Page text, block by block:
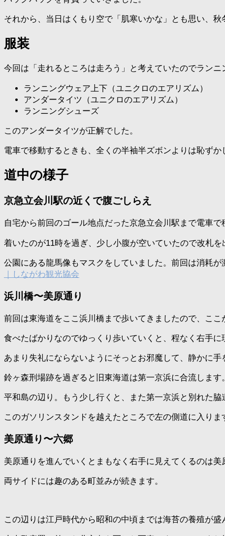
それから、当日はくもり空で「肌寒いかな」とも思い、
服装
今回は「走れるところは走ろう」と考えていたのでランニ
ランニングウェア上下（ユニクロのエアリズム）
アンダータイツ（ユニクロのエアリズム）
ランニングシューズ
このアンダータイツが正解でした。
電車で移動するときも、全くの半袖半ズボンよりは恥ず
道中の様子
京急立会川駅の近くで腹ごしらえ
自宅から前回のゴール地点だった京急立会川駅まで電車で
着いたのが11時を過ぎ、少し小腹が空いていたので改札
公園にある龍馬像もマスクをしていました。前回は消耗
｜しながわ観光協会
浜川橋〜美原通り
前回は東海道をここ浜川橋まで歩いてきましたので、こ
食べたばかりなのでゆっくり歩いていくと、程なく右手に
あまり失礼にならないようにそっとお邪魔して、静かに手
鈴ヶ森刑場跡を過ぎると旧東海道は第一京浜に合流しま
平和島の辺り。もう少し行くと、また第一京浜と別れた脇
このガソリンスタンドを越えたところで左の側道に入り
美原通り〜六郷
美原通りを進んでいくとまもなく右手に見えてくるのは美
両サイドには趣のある町並みが続きます。
この辺りは江戸時代から昭和の中頃までは海苔の養殖が